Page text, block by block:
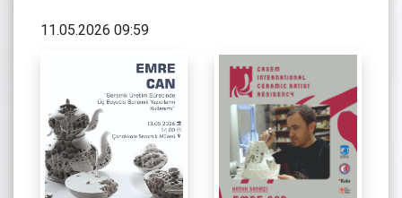
11.05.2026 09:59